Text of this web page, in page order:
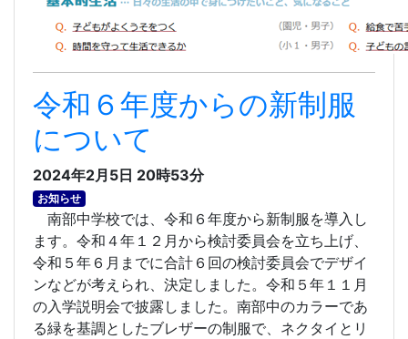
令和６年度からの新制服
について
2024年2月5日 20時53分
お知らせ
南部中学校では、令和６年度から新制服を導入し
ます。令和４年１２月から検討委員会を立ち上げ、
令和５年６月までに合計６回の検討委員会でデザイ
ンなどが考えられ、決定しました。令和５年１１月
の入学説明会で披露しました。南部中のカラーであ
る緑を基調としたブレザーの制服で、ネクタイとリ